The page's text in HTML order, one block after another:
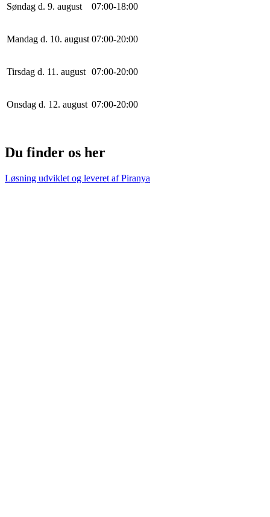
Søndag d. 9. august 07:00-18:00
Mandag d. 10. august 07:00-20:00
Tirsdag d. 11. august 07:00-20:00
Onsdag d. 12. august 07:00-20:00
Du finder os her
Løsning udviklet og leveret afPiranya